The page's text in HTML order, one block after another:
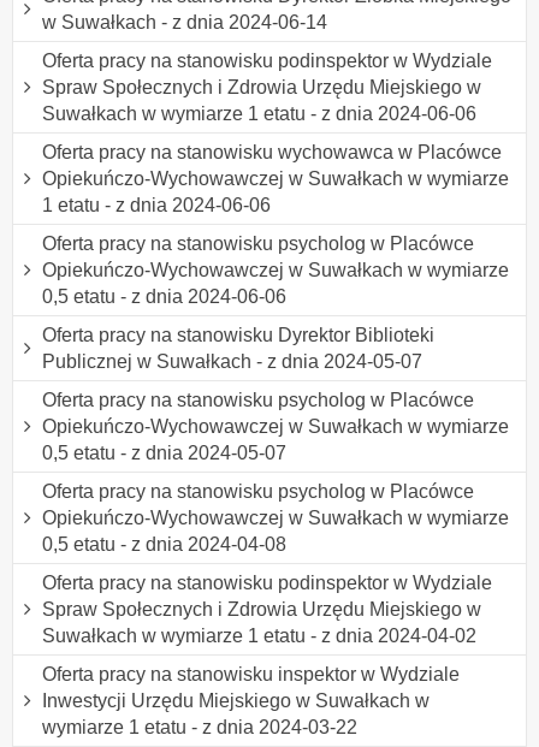
w Suwałkach - z dnia 2024-06-14
Oferta pracy na stanowisku podinspektor w Wydziale
Spraw Społecznych i Zdrowia Urzędu Miejskiego w
Suwałkach w wymiarze 1 etatu - z dnia 2024-06-06
Oferta pracy na stanowisku wychowawca w Placówce
Opiekuńczo-Wychowawczej w Suwałkach w wymiarze
1 etatu - z dnia 2024-06-06
Oferta pracy na stanowisku psycholog w Placówce
Opiekuńczo-Wychowawczej w Suwałkach w wymiarze
0,5 etatu - z dnia 2024-06-06
Oferta pracy na stanowisku Dyrektor Biblioteki
Publicznej w Suwałkach - z dnia 2024-05-07
Oferta pracy na stanowisku psycholog w Placówce
Opiekuńczo-Wychowawczej w Suwałkach w wymiarze
0,5 etatu - z dnia 2024-05-07
Oferta pracy na stanowisku psycholog w Placówce
Opiekuńczo-Wychowawczej w Suwałkach w wymiarze
0,5 etatu - z dnia 2024-04-08
Oferta pracy na stanowisku podinspektor w Wydziale
Spraw Społecznych i Zdrowia Urzędu Miejskiego w
Suwałkach w wymiarze 1 etatu - z dnia 2024-04-02
Oferta pracy na stanowisku inspektor w Wydziale
Inwestycji Urzędu Miejskiego w Suwałkach w
wymiarze 1 etatu - z dnia 2024-03-22